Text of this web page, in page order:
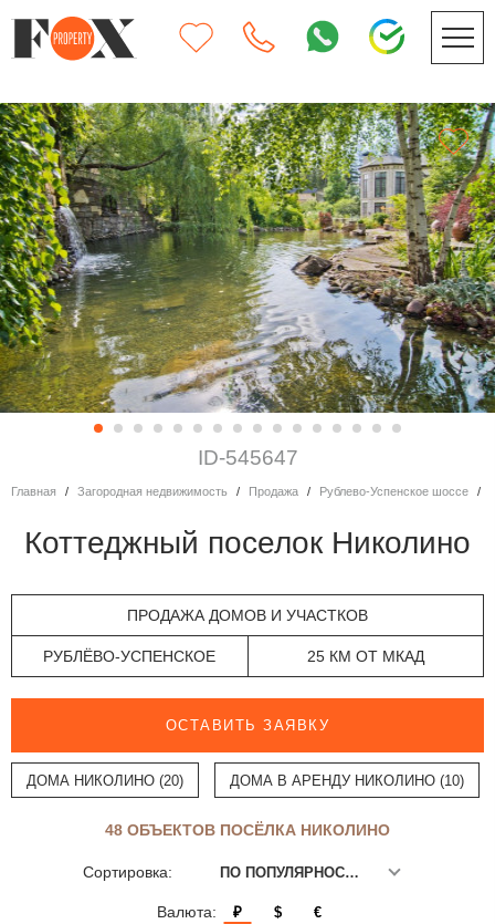
ID-545647
Главная Загородная недвижимость Продажа Рублево-Успенское шоссе
Коттеджный поселок Николино
ПРОДАЖА ДОМОВ И УЧАСТКОВ
РУБЛЁВО-УСПЕНСКОЕ 25 КМ ОТ МКАД
ОСТАВИТЬ ЗАЯВКУ
ДОМА НИКОЛИНО (20) ДОМА В АРЕНДУ НИКОЛИНО (10)
48 ОБЪЕКТОВ ПОСЁЛКА НИКОЛИНО
Сортировка: ПО ПОПУЛЯРНОСТИ
Валюта: ₽ $ €